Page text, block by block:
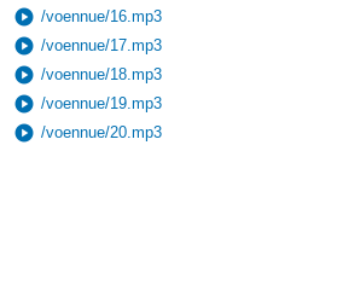
play_circle /voennue/16.mp3
play_circle /voennue/17.mp3
play_circle /voennue/18.mp3
play_circle /voennue/19.mp3
play_circle /voennue/20.mp3